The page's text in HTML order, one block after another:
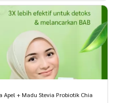
Apel + Madu Stevia Probiotik Chia